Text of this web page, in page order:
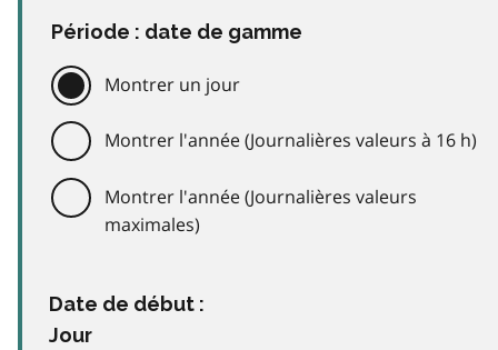
Période : date de gamme
Montrer un jour
Montrer l'année (Journalières valeurs à 16 h)
Montrer l'année (Journalières valeurs
maximales)
Date de début :
Jour